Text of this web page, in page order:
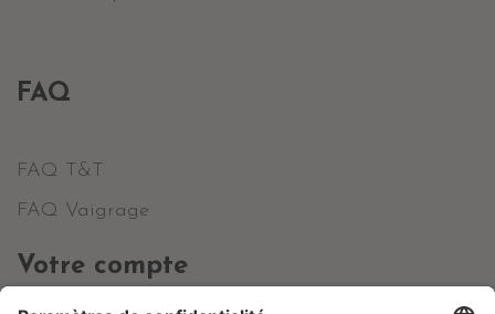
FAQ
FAQ T&T
FAQ Vaigrage
Votre compte